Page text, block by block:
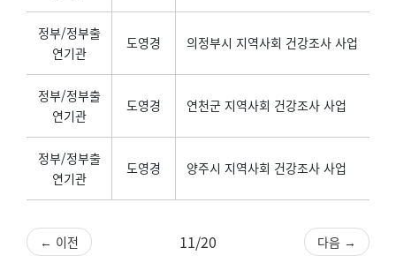
정부/정부출
연기관
도영경 의정부시 지역사회 건강조사 사업
정부/정부출
연기관
도영경 연천군 지역사회 건강조사 사업
정부/정부출
연기관
도영경 양주시 지역사회 건강조사 사업
← 이전 11/20 다음 →